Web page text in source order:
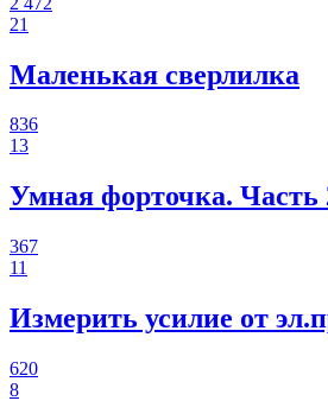
21
Маленькая сверлилка
836
13
Умная форточка. Часть
367
11
Измерить усилие от
620
8